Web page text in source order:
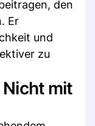
den
Er
und
zu
mit